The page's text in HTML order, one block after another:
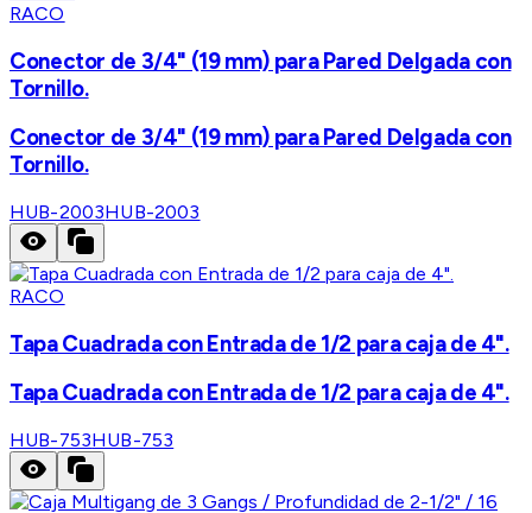
RACO
Conector de 3/4" (19 mm) para Pared Delgada con
Tornillo.
Conector de 3/4" (19 mm) para Pared Delgada con
Tornillo.
HUB-2003HUB-2003
RACO
Tapa Cuadrada con Entrada de 1/2 para caja de 4".
Tapa Cuadrada con Entrada de 1/2 para caja de 4".
HUB-753HUB-753